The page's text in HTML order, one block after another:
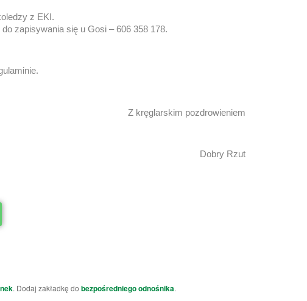
z EKI.
zapisywania się u Gosi – 606 358 178.
Z kręglarskim pozdrowieniem
Dobry Rzut
. Dodaj zakładkę do bezpośredniego odnośnika.